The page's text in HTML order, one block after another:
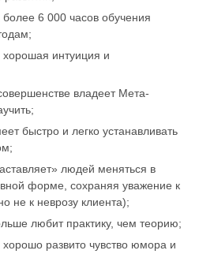
6 000 часов обучения
хорошая интуиция и
владеет Мета-
быстро и легко устанавливать
людей меняться в
форме, сохраняя уважение к
не к неврозу клиента);
любит практику, чем теорию;
развито чувство юмора и